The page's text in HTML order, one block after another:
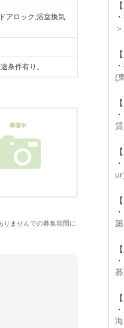
アロック,浴室換気
条件有り。
ませんでの募集期間に
・
・
(
・
・
・
・
・